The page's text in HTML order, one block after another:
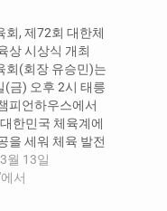
회, 제72회 대한체
상 시상식 개최
회(회장 유승민)는
(금) 오후 2시 태릉
피언하우스에서
한민국 체육계에
을 세워 체육 발전
크게 기여한 체육
여하는 「제72회
월 13일
서